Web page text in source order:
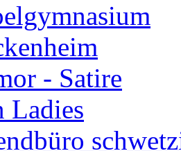
- Satire
Ladies